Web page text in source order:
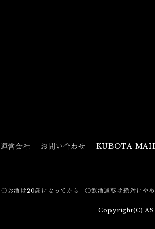
運営会社 お問い合わせ KUBOTA
〇お酒は20歳になってから 〇飲酒運転は絶対にや
Copyright(C)